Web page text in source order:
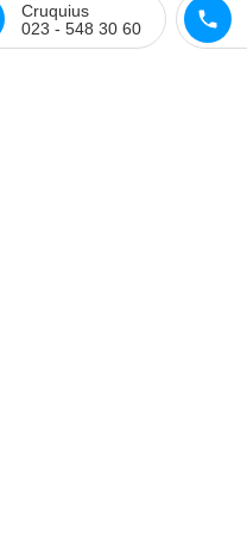
Cruquius
023 - 548 30 60